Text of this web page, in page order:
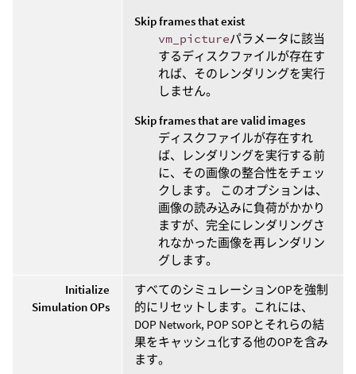
Skip frames that exist
vm_pictureパラメータに該当
するディスクファイルが存在す
れば、そのレンダリングを実行
しません。
Skip frames that are valid images
ディスクファイルが存在すれ
ば、レンダリングを実行する前
に、その画像の整合性をチェッ
クします。 このオプションは、
画像の読み込みに負荷がかかり
ますが、完全にレンダリングさ
れなかった画像を再レンダリン
グします。
Initialize
Simulation OPs
すべてのシミュレーションOPを強制
的にリセットします。これには、
DOP Network, POP SOPとそれらの結
果をキャッシュ化する他のOPを含み
ます。